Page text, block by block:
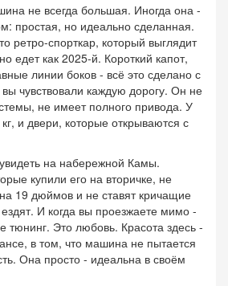
не всегда большая. Иногда она -
простая, но идеально сделанная.
ретро-спорткар, который выглядит
едет как 2025-й. Короткий капот,
линии боков - всё это сделано с
чувствовали каждую дорогу. Он не
не имеет полного привода. У
и двери, которые открываются с
на набережной Камы.
купили его на вторичке, не
19 дюймов и не ставят кричащие
И когда вы проезжаете мимо -
тюнинг. Это любовь. Красота здесь -
в том, что машина не пытается
Она просто - идеальна в своём